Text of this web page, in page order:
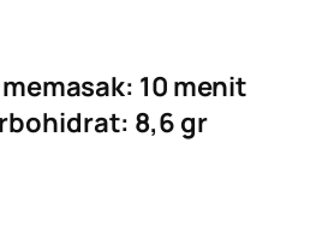
10 menit
8,6 gr